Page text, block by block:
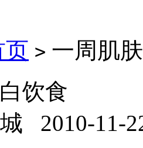
页 > 一周肌
饮食
2010-11-